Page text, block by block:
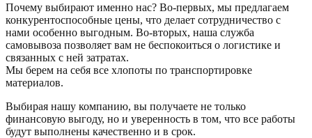
Почему выбирают именно нас? Во-первых, мы предлагаем
конкурентоспособные цены, что делает сотрудничество с
нами особенно выгодным. Во-вторых, наша служба
самовывоза позволяет вам не беспокоиться о логистике и
связанных с ней затратах.
Мы берем на себя все хлопоты по транспортировке
материалов.
Выбирая нашу компанию, вы получаете не только
финансовую выгоду, но и уверенность в том, что все работы
будут выполнены качественно и в срок.